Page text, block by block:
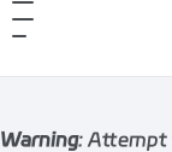
Warning: Attempt